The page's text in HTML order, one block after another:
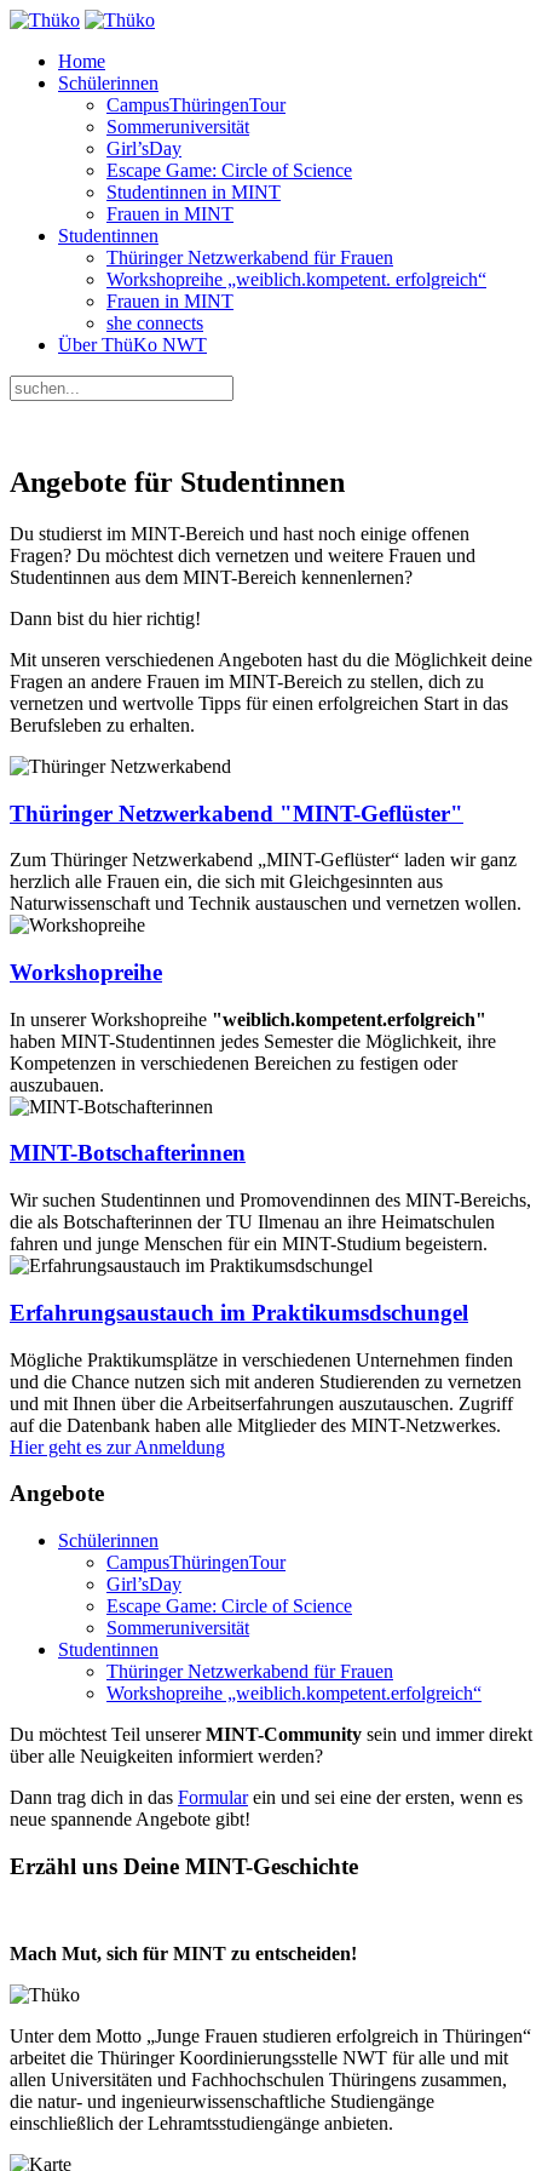
Home
Schülerinnen
CampusThüringenTour
Sommeruniversität
Girl’sDay
Escape Game: Circle of Science
Studentinnen in MINT
Frauen in MINT
Studentinnen
Thüringer Netzwerkabend für Frauen
Workshopreihe „weiblich.kompetent. erfolgreich“
Frauen in MINT
she connects
Über ThüKo NWT
Angebote für Studentinnen
Du studierst im MINT-Bereich und hast noch einige offenen
Fragen? Du möchtest dich vernetzen und weitere Frauen und
Studentinnen aus dem MINT-Bereich kennenlernen?
Dann bist du hier richtig!
Mit unseren verschiedenen Angeboten hast du die Möglichkeit deine
Fragen an andere Frauen im MINT-Bereich zu stellen, dich zu
vernetzen und wertvolle Tipps für einen erfolgreichen Start in das
Berufsleben zu erhalten.
Thüringer Netzwerkabend "MINT-Geflüster"
Zum Thüringer Netzwerkabend „MINT-Geflüster“ laden wir ganz
herzlich alle Frauen ein, die sich mit Gleichgesinnten aus
Naturwissenschaft und Technik austauschen und vernetzen wollen.
Workshopreihe
In unserer Workshopreihe "weiblich.kompetent.erfolgreich"
haben MINT-Studentinnen jedes Semester die Möglichkeit, ihre
Kompetenzen in verschiedenen Bereichen zu festigen oder
auszubauen.
MINT-Botschafterinnen
Wir suchen Studentinnen und Promovendinnen des MINT-Bereichs,
die als Botschafterinnen der TU Ilmenau an ihre Heimatschulen
fahren und junge Menschen für ein MINT-Studium begeistern.
Erfahrungsaustauch im Praktikumsdschungel
Mögliche Praktikumsplätze in verschiedenen Unternehmen finden
und die Chance nutzen sich mit anderen Studierenden zu vernetzen
und mit Ihnen über die Arbeitserfahrungen auszutauschen. Zugriff
auf die Datenbank haben alle Mitglieder des MINT-Netzwerkes.
Hier geht es zur Anmeldung
Angebote
Schülerinnen
CampusThüringenTour
Girl’sDay
Escape Game: Circle of Science
Sommeruniversität
Studentinnen
Thüringer Netzwerkabend für Frauen
Workshopreihe „weiblich.kompetent.erfolgreich“
Du möchtest Teil unsererMINT-Community sein und immer direkt
über alle Neuigkeiten informiert werden?
Dann trag dich in das Formularein und sei eine der ersten, wenn es
neue spannende Angebote gibt!
Erzähl uns Deine MINT-Geschichte
Mach Mut, sich für MINT zu entscheiden!
Unter dem Motto „Junge Frauen studieren erfolgreich in Thüringen“
arbeitet die Thüringer Koordinierungsstelle NWT für alle und mit
allen Universitäten und Fachhochschulen Thüringens zusammen,
die natur- und ingenieurwissenschaftliche Studiengänge
einschließlich der Lehramtsstudiengänge anbieten.